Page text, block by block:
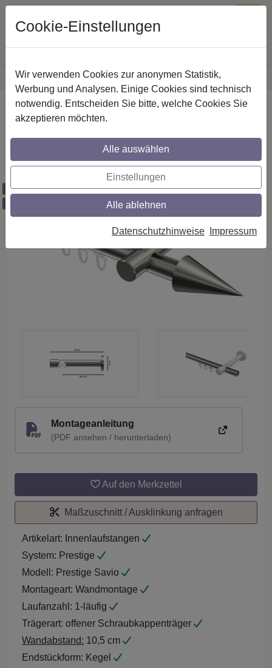
VersandkostenfreieLieferung innerhalb Deutschlands
Sichere Zahlung
Startseite Innenlaufstangen Edelstahl-Optik
Edelstahl-Optik in 20 mm Ø, 1-läufig,
Modell PRESTIGE - Savio
Maßzuschnitt möglich
Montageanleitung
(PDF ansehen / herunterladen)
Auf den Merkzettel
Maßzuschnitt / Ausklinkung anfragen
Artikelart: Innenlaufstangen
System: Prestige
Modell: Prestige Savio
Montageart: Wandmontage
Laufanzahl: 1-läufig
Trägerart: offener Schraubkappenträger
Wandabstand: 10,5 cm
Endstückform: Kegel
Cookie-Einstellungen
Wir verwenden Cookies zur anonymen Statistik,
Werbung und Analysen. Einige Cookies sind technisch
notwendig. Entscheiden Sie bitte, welche Cookies Sie
akzeptieren möchten.
Alle auswählen
Einstellungen
Alle ablehnen
Datenschutzhinweise Impressum